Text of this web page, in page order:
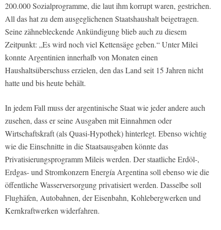
200.000 Sozialprogramme, die laut ihm korrupt waren, gestrichen.
All das hat zu dem ausgeglichenen Staatshaushalt beigetragen.
Seine zähnebleckende Ankündigung blieb auch zu diesem
Zeitpunkt: „Es wird noch viel Kettensäge geben.“ Unter Milei
konnte Argentinien innerhalb von Monaten einen
Haushaltsüberschuss erzielen, den das Land seit 15 Jahren nicht
hatte und bis heute behält.
In jedem Fall muss der argentinische Staat wie jeder andere auch
zusehen, dass er seine Ausgaben mit Einnahmen oder
Wirtschaftskraft (als Quasi-Hypothek) hinterlegt. Ebenso wichtig
wie die Einschnitte in die Staatsausgaben könnte das
Privatisierungsprogramm Mileis werden. Der staatliche Erdöl-,
Erdgas- und Stromkonzern Energía Argentina soll ebenso wie die
öffentliche Wasserversorgung privatisiert werden. Dasselbe soll
Flughäfen, Autobahnen, der Eisenbahn, Kohlebergwerken und
Kernkraftwerken widerfahren.